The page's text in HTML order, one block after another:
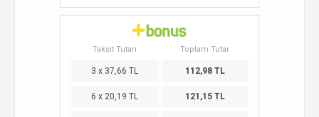
Taksit Tutarı Toplam Tutar
3 x 37,66 TL 112,98 TL
6 x 20,19 TL 121,15 TL